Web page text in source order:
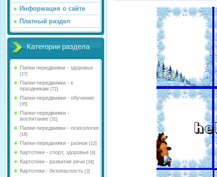
Информация о сайте
Платный раздел
Категории раздела
Папки передвижки - здоровье
[27]
Папки-передвижки - к
праздникам [72]
Папки-передвижки - обучение
[35]
Папки-передвижки -
воспитание [31]
Папки-передвижки - психология
[18]
Папки-передвижки - разное [12]
Картотеки - спорт, здоровье [4]
Картотеки - развитие речи [34]
Картотеки - безопасность [3]